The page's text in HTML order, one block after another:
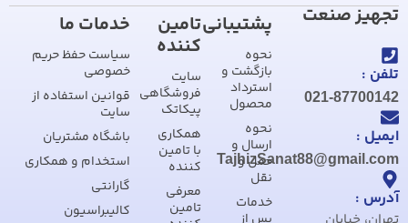
تجهیز صنعت
تلفن :
021-87700142
ایمیل :
TajhizSanat88@gmail.com
آدرس :
پشتیبانی
نحوه
بازگشت و
استرداد
محصول
نحوه
ارسال و
حمل و
نقل
خدمات
تامین
کننده
سایت
فروشگاهی
پیکاتک
همکاری
با تامین
کننده
معرفی
تامین
خدمات ما
سیاست حفظ حریم
خصوصی
قوانین استفاده از
سایت
باشگاه مشتریان
استخدام و همکاری
گارانتی
کالیبراسیون